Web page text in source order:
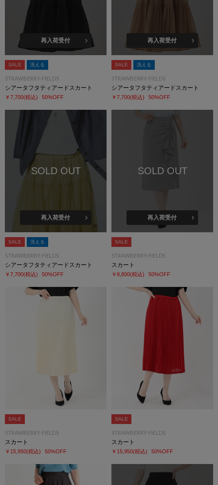
再入荷受付
SALE 洗える
STRAWBERRY-FIELDS
シアータフタティアードスカート
￥7,700(税込) 50%OFF
再入荷受付
SALE 洗える
STRAWBERRY-FIELDS
シアータフタティアードスカート
￥7,700(税込) 50%OFF
SOLD OUT
再入荷受付
SALE 洗える
STRAWBERRY-FIELDS
シアータフタティアードスカート
￥7,700(税込) 50%OFF
SOLD OUT
再入荷受付
SALE
STRAWBERRY-FIELDS
スカート
￥8,800(税込) 50%OFF
SALE
STRAWBERRY-FIELDS
スカート
￥15,950(税込) 50%OFF
SALE
STRAWBERRY-FIELDS
スカート
￥15,950(税込) 50%OFF